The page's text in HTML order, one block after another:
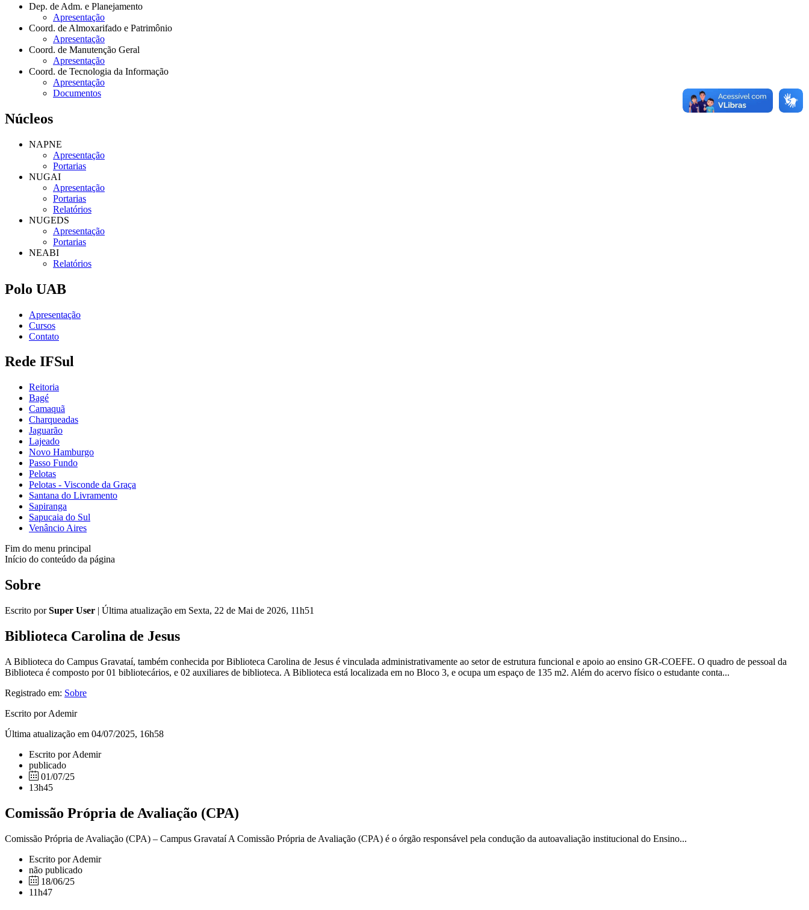
Dep. de Adm. e Planejamento
Apresentação
Coord. de Almoxarifado e Patrimônio
Apresentação
Coord. de Manutenção Geral
Apresentação
Coord. de Tecnologia da Informação
Apresentação
Documentos
Núcleos
NAPNE
Apresentação
Portarias
NUGAI
Apresentação
Portarias
Relatórios
NUGEDS
Apresentação
Portarias
NEABI
Relatórios
Polo UAB
Apresentação
Cursos
Contato
Rede IFSul
Reitoria
Bagé
Camaquã
Charqueadas
Jaguarão
Lajeado
Novo Hamburgo
Passo Fundo
Pelotas
Pelotas - Visconde da Graça
Santana do Livramento
Sapiranga
Sapucaia do Sul
Venâncio Aires
Fim do menu principal
Início do conteúdo da página
Sobre
Escrito porSuper User | Última atualização em Sexta, 22 de Mai de 2026, 11h51
Biblioteca Carolina de Jesus
A Biblioteca do Campus Gravataí, também conhecida por Biblioteca Carolina de Jesus é vinculada administrativamente ao setor de estrutura funcional e apoio ao ensino GR-COEFE. O quadro de pessoal da
Biblioteca é composto por 01 bibliotecários, e 02 auxiliares de biblioteca. A Biblioteca está localizada em no Bloco 3, e ocupa um espaço de 135 m2. Além do acervo físico o estudante conta...
Registrado em: Sobre
Escrito por Ademir
Última atualização em 04/07/2025, 16h58
Escrito por Ademir
publicado
01/07/25
13h45
Comissão Própria de Avaliação (CPA)
Comissão Própria de Avaliação (CPA) – Campus Gravataí A Comissão Própria de Avaliação (CPA) é o órgão responsável pela condução da autoavaliação institucional do Ensino...
Escrito por Ademir
não publicado
18/06/25
11h47